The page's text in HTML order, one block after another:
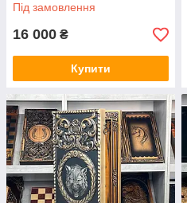
Під замовлення
16 000 ₴
Купити